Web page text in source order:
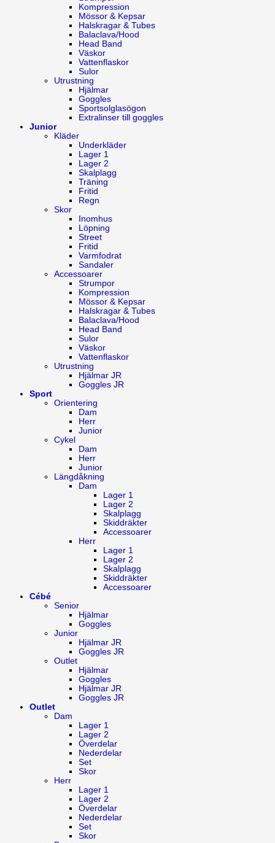
Kompression
Mössor & Kepsar
Halskragar & Tubes
Balaclava/Hood
Head Band
Väskor
Vattenflaskor
Sulor
Utrustning
Hjälmar
Goggles
Sportsolglasögon
Extralinser till goggles
Junior
Kläder
Underkläder
Lager 1
Lager 2
Skalplagg
Träning
Fritid
Regn
Skor
Inomhus
Löpning
Street
Fritid
Varmfodrat
Sandaler
Accessoarer
Strumpor
Kompression
Mössor & Kepsar
Halskragar & Tubes
Balaclava/Hood
Head Band
Sulor
Väskor
Vattenflaskor
Utrustning
Hjälmar JR
Goggles JR
Sport
Orientering
Dam
Herr
Junior
Cykel
Dam
Herr
Junior
Längdåkning
Dam
Lager 1
Lager 2
Skalplagg
Skiddräkter
Accessoarer
Herr
Lager 1
Lager 2
Skalplagg
Skiddräkter
Accessoarer
Cébé
Senior
Hjälmar
Goggles
Junior
Hjälmar JR
Goggles JR
Outlet
Hjälmar
Goggles
Hjälmar JR
Goggles JR
Outlet
Dam
Lager 1
Lager 2
Överdelar
Nederdelar
Set
Skor
Herr
Lager 1
Lager 2
Överdelar
Nederdelar
Set
Skor